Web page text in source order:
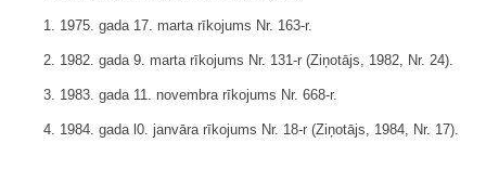
1. 1975. gada 17. marta rīkojums Nr. 163-r.
2. 1982. gada 9. marta rīkojums Nr. 131-r (Ziņotājs, 1982, Nr. 24).
3. 1983. gada 11. novembra rīkojums Nr. 668-r.
4. 1984. gada l0. janvāra rīkojums Nr. 18-r (Ziņotājs, 1984, Nr. 17).